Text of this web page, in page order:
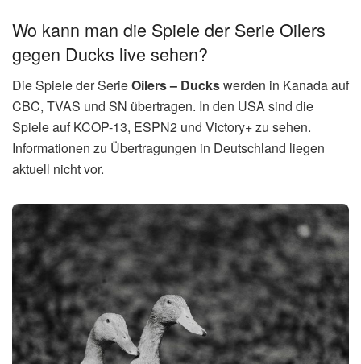
Wo kann man die Spiele der Serie Oilers
gegen Ducks live sehen?
Die Spiele der SerieOilers – Duckswerden in Kanada auf
CBC, TVAS und SN übertragen. In den USA sind die
Spiele auf KCOP-13, ESPN2 und Victory+ zu sehen.
Informationen zu Übertragungen in Deutschland liegen
aktuell nicht vor.